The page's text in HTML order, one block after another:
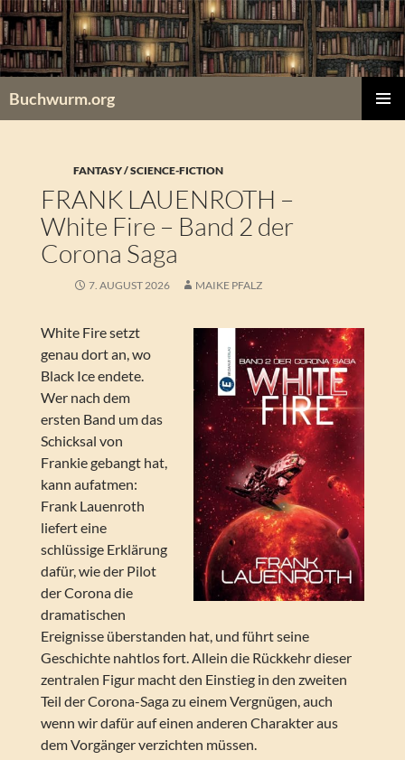
Zum
Inhalt
springen
Buchwurm.org
FANTASY / SCIENCE-FICTION
FRANK LAUENROTH –
White Fire – Band 2 der
Corona Saga
7. AUGUST 2026 MAIKE PFALZ
White Fire setzt
genau dort an, wo
Black Ice endete.
Wer nach dem
ersten Band um das
Schicksal von
Frankie gebangt hat,
kann aufatmen:
Frank Lauenroth
liefert eine
schlüssige Erklärung
dafür, wie der Pilot
der Corona die
dramatischen
Ereignisse überstanden hat, und führt seine
Geschichte nahtlos fort. Allein die Rückkehr dieser
zentralen Figur macht den Einstieg in den zweiten
Teil der Corona-Saga zu einem Vergnügen, auch
wenn wir dafür auf einen anderen Charakter aus
dem Vorgänger verzichten müssen.